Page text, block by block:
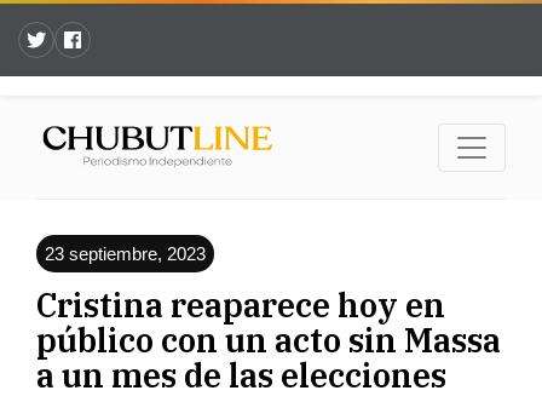
23 septiembre, 2023
Cristina reaparece hoy en
público con un acto sin Massa
a un mes de las elecciones